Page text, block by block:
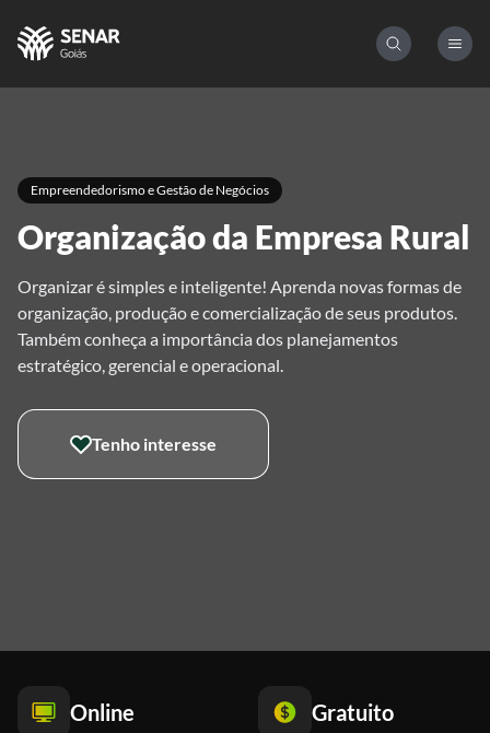
Empreendedorismo e Gestão de Negócios
Organização da Empresa Rural
Organizar é simples e inteligente! Aprenda novas formas de
organização, produção e comercialização de seus produtos.
Também conheça a importância dos planejamentos
estratégico, gerencial e operacional.
Tenho interesse
Online Gratuito